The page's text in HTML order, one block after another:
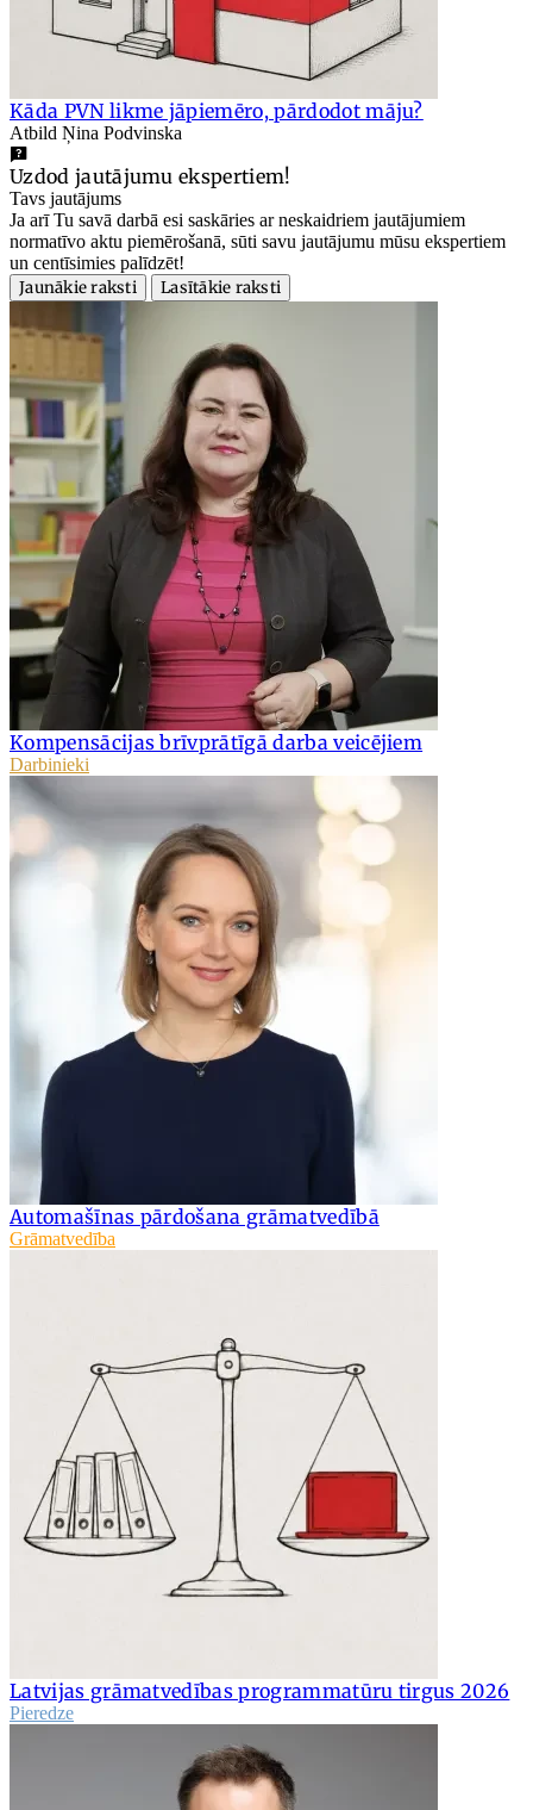
Kāda PVN likme jāpiemēro, pārdodot māju?
Atbild Ņina Podvinska
Uzdod jautājumu ekspertiem!
Tavs jautājums
Ja arī Tu savā darbā esi saskāries ar neskaidriem jautājumiem
normatīvo aktu piemērošanā, sūti savu jautājumu mūsu ekspertiem
un centīsimies palīdzēt!
Jaunākie raksti
Lasītākie raksti
Kompensācijas brīvprātīgā darba veicējiem
Darbinieki
Automašīnas pārdošana grāmatvedībā
Grāmatvedība
Latvijas grāmatvedības programmatūru tirgus 2026
Pieredze